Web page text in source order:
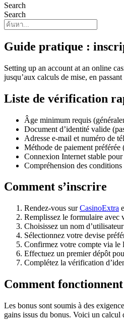
Search
Search
Guide pratique :
Setting up an account at an online
jusqu’aux calculs de mise, en
Liste de vérification
Âge minimum requis
Document d’identité valide
Adresse e-mail et numéro de
Méthode de paiement
Connexion Internet stable
Compréhension des
Comment s’inscrire
Rendez-vous surCasinoExtra
Remplissez le formulaire avec
Choisissez un nom
Sélectionnez votre devise
Confirmez votre compte via le
Effectuez un premier dépôt
Complétez la vérification
Comment
Les bonus sont soumis à des
gains issus du bonus. Voici un calcul